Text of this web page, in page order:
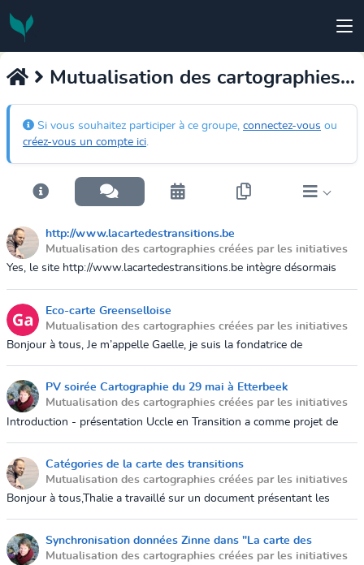
Mutualisation des cartographies créées par les initiatives
Si vous souhaitez participer à ce groupe, connectez-vous ou
créez-vous un compte ici.
http://www.lacartedestransitions.be
Mutualisation des cartographies créées par les initiatives
24 novembre 2019 16:24
Yes, le site http://www.lacartedestransitions.be intègre désormais
Eco-carte Greenselloise
Mutualisation des cartographies créées par les initiatives
14 août 2019 10:41
Bonjour à tous, Je m’appelle Gaelle, je suis la fondatrice de
permet de vous...
PV soirée Cartographie du 29 mai à Etterbeek
Mutualisation des cartographies créées par les initiatives
12 août 2019 16:00
Introduction - présentation Uccle en Transition a comme projet de
Catégories de la carte des transitions
Mutualisation des cartographies créées par les initiatives
18 juin 2019 18:44
Bonjour à tous,Thalie a travaillé sur un document présentant les
ici: https://docs.google.com/document/d/1nS3yN...
Synchronisation données Zinne dans "La carte des
transitions"
Mutualisation des cartographies créées par les initiatives